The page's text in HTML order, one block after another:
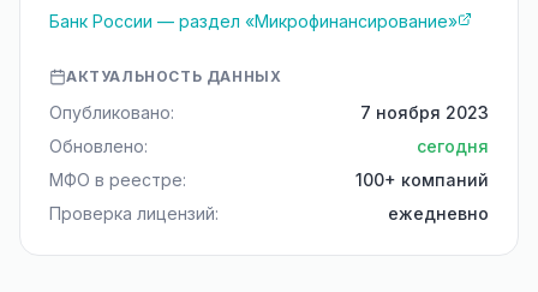
Банк России — раздел «Микрофинансирование»
АКТУАЛЬНОСТЬ ДАННЫХ
Опубликовано:
7 ноября 2023
Обновлено:
сегодня
МФО в реестре:
100+ компаний
Проверка лицензий:
ежедневно